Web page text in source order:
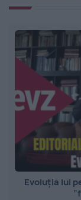
Evoluția lui